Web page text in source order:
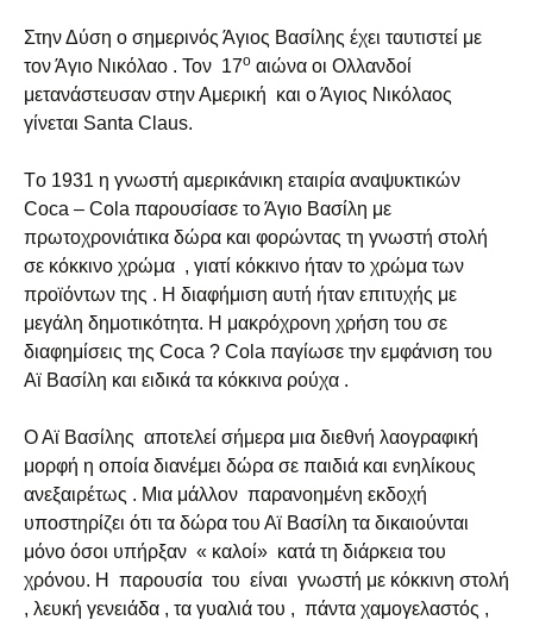
Στην Δύση ο σημερινός Άγιος Βασίλης έχει ταυτιστεί με
τον Άγιο Νικόλαο . Τον 17ο αιώνα οι Ολλανδοί
μετανάστευσαν στην Αμερική και ο Άγιος Νικόλαος
γίνεται Santa Claus.
Tο 1931 η γνωστή αμερικάνικη εταιρία αναψυκτικών
Coca – Cola παρουσίασε το Άγιο Βασίλη με
πρωτοχρονιάτικα δώρα και φορώντας τη γνωστή στολή
σε κόκκινο χρώμα , γιατί κόκκινο ήταν το χρώμα των
προϊόντων της . Η διαφήμιση αυτή ήταν επιτυχής με
μεγάλη δημοτικότητα. Η μακρόχρονη χρήση του σε
διαφημίσεις της Coca ? Cola παγίωσε την εμφάνιση του
Αϊ Βασίλη και ειδικά τα κόκκινα ρούχα .
Ο Αϊ Βασίλης αποτελεί σήμερα μια διεθνή λαογραφική
μορφή η οποία διανέμει δώρα σε παιδιά και ενηλίκους
ανεξαιρέτως . Μια μάλλον παρανοημένη εκδοχή
υποστηρίζει ότι τα δώρα του Αϊ Βασίλη τα δικαιούνται
μόνο όσοι υπήρξαν « καλοί» κατά τη διάρκεια του
χρόνου. Η παρουσία του είναι γνωστή με κόκκινη στολή
, λευκή γενειάδα , τα γυαλιά του , πάντα χαμογελαστός ,